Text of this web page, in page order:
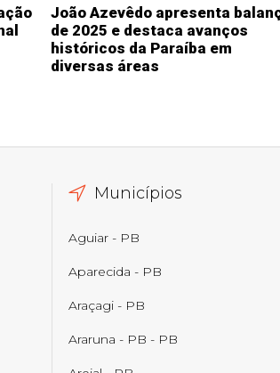
João Azevêdo apresenta
de 2025 e destaca avanços
históricos da Paraíba em
diversas áreas
Municípios
Aguiar - PB
Aparecida - PB
Araçagi - PB
Araruna - PB - PB